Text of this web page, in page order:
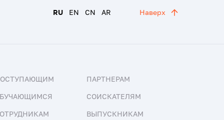
RU EN CN AR Наверх
ПАРТНЕРАМ
СОИСКАТЕЛЯМ
ВЫПУСКНИКАМ